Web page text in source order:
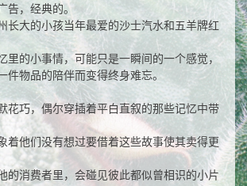
告，经典的。
长大的小孩当年最爱的沙士汽水和五羊牌红
里的小事情，可能只是一瞬间的一个感觉，
件物品的陪伴而变得终身难忘。
花巧，偶尔穿插着平白直叙的那些记忆中带
着他们没有想过要借着这些故事使其卖得更
的消费者里，会碰见彼此都似曾相识的小片